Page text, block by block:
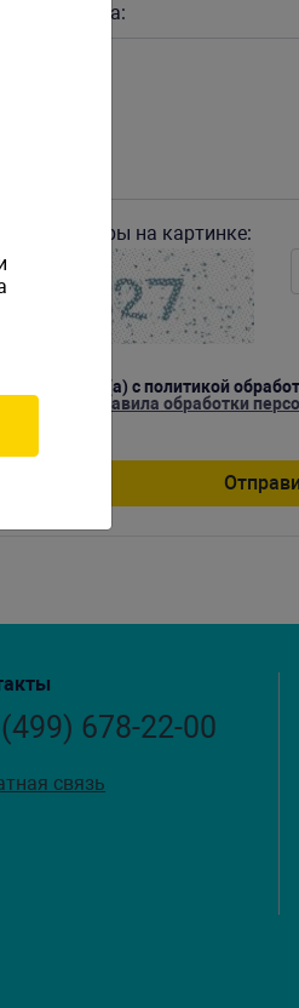
Текст вопроса:
Введите цифры на картинке:
Я согласен(а) с политикой
Скачать правила обработки
678-22-00
связь